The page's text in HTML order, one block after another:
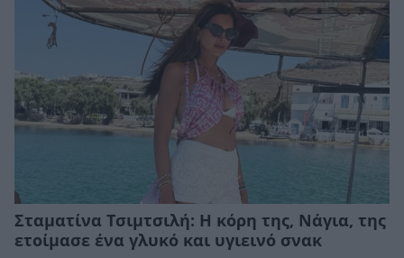
Σταματίνα Τσιμτσιλή: Η κόρη της, Νάγια, της
ετοίμασε ένα γλυκό και υγιεινό σνακ